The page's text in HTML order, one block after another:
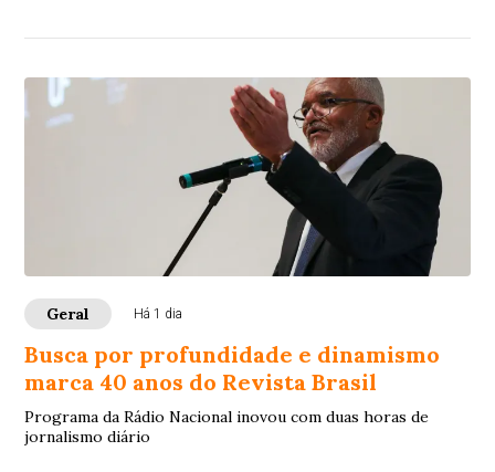
Geral Há 1 dia
Busca por profundidade e dinamismo
marca 40 anos do Revista Brasil
Programa da Rádio Nacional inovou com duas horas de
jornalismo diário